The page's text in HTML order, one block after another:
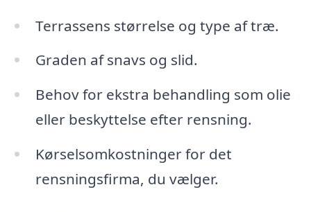
Terrassens størrelse og type af træ.
Graden af snavs og slid.
Behov for ekstra behandling som olie
eller beskyttelse efter rensning.
Kørselsomkostninger for det
rensningsfirma, du vælger.